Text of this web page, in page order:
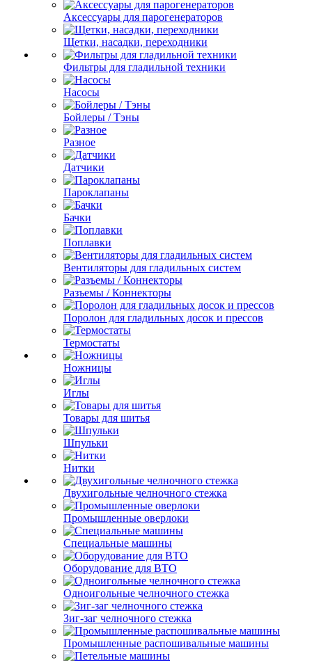
Аксессуары для парогенераторов
Щетки, насадки, переходники
Фильтры для гладильной техники
Насосы
Бойлеры / Тэны
Разное
Датчики
Пароклапаны
Бачки
Поплавки
Вентиляторы для гладильных систем
Разъемы / Коннекторы
Поролон для гладильных досок и прессов
Термостаты
Ножницы
Иглы
Товары для шитья
Шпульки
Нитки
Двухигольные челночного стежка
Промышленные оверлоки
Специальные машины
Оборудование для ВТО
Одноигольные челночного стежка
Зиг-заг челночного стежка
Промышленные распошивальные машины